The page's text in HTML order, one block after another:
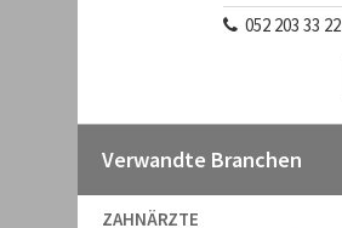
052 203 33 22
Verwandte Branchen
ZAHNÄRZTE